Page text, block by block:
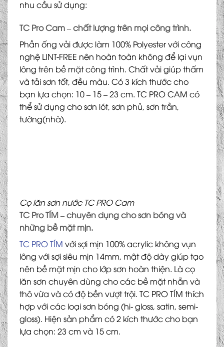
nhu cầu sử dụng:
TC Pro Cam – chất lượng trên mọi công trình.
Phần ống vải được làm 100% Polyester với công
nghệ LINT-FREE nên hoàn toàn không để lại vụn
lông trên bề mặt công trình. Chất vải giúp thấm
và tải sơn tốt, đều màu. Có 3 kích thước cho
bạn lựa chọn: 10 – 15 – 23 cm. TC PRO CAM có
thể sử dụng cho sơn lót, sơn phủ, sơn trần,
tường(nhà).
Cọ lăn sơn nước TC PRO Cam
TC Pro TÍM – chuyên dụng cho sơn bóng và
những bề mặt mịn.
TC PRO TÍM với sợi mịn 100% acrylic không vụn
lông với sợi siêu mịn 14mm, mật độ dày giúp tạo
nên bề mặt mịn cho lớp sơn hoàn thiện. Là cọ
lăn sơn chuyên dùng cho các bề mặt nhẵn và
thô vừa và có độ bền vượt trội. TC PRO TÍM thích
hợp với các loại sơn bóng (hi- gloss, satin, semi-
gloss). Hiện sản phẩm có 2 kích thước cho bạn
lựa chọn: 23 cm và 15 cm.